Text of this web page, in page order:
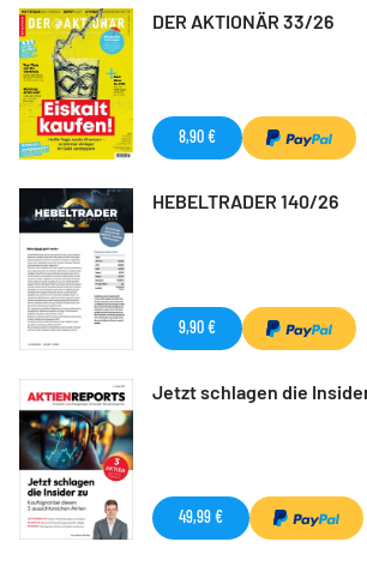
DER AKTIONÄR 33/26
8,90 €
HEBELTRADER 140/26
9,90 €
Jetzt schlagen die
49,99 €